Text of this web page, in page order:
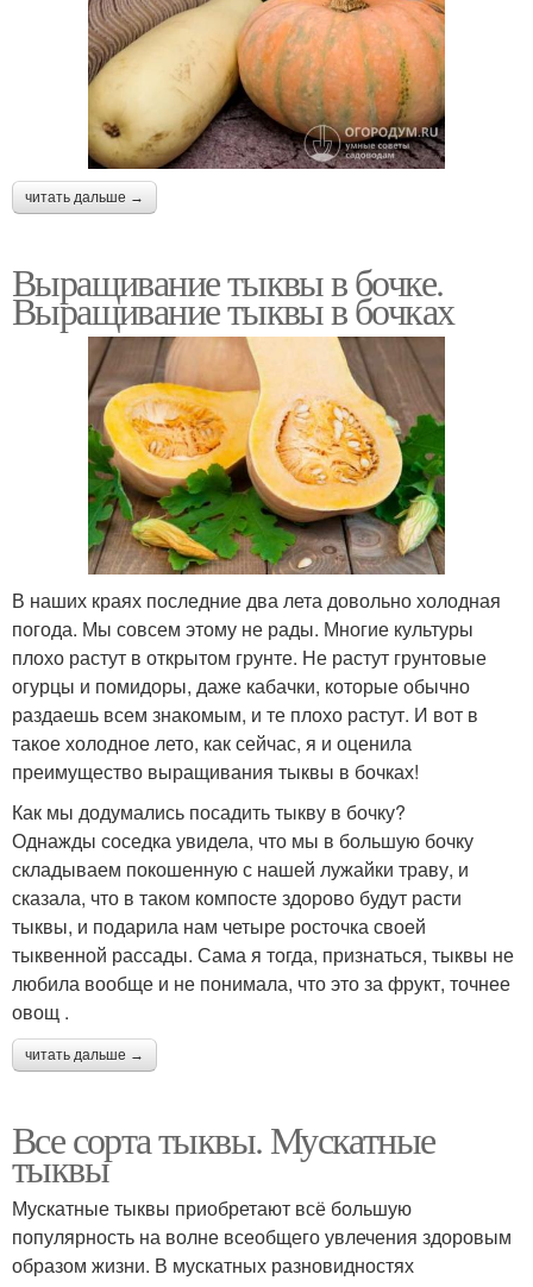
читать дальше →
Выращивание тыквы в бочке.
Выращивание тыквы в бочках
В наших краях последние два лета довольно холодная
погода. Мы совсем этому не рады. Многие культуры
плохо растут в открытом грунте. Не растут грунтовые
огурцы и помидоры, даже кабачки, которые обычно
раздаешь всем знакомым, и те плохо растут. И вот в
такое холодное лето, как сейчас, я и оценила
преимущество выращивания тыквы в бочках!
Как мы додумались посадить тыкву в бочку?
Однажды соседка увидела, что мы в большую бочку
складываем покошенную с нашей лужайки траву, и
сказала, что в таком компосте здорово будут расти
тыквы, и подарила нам четыре росточка своей
тыквенной рассады. Сама я тогда, признаться, тыквы не
любила вообще и не понимала, что это за фрукт, точнее
овощ .
читать дальше →
Все сорта тыквы. Мускатные
тыквы
Мускатные тыквы приобретают всё большую
популярность на волне всеобщего увлечения здоровым
образом жизни. В мускатных разновидностях